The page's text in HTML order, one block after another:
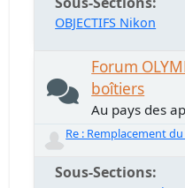
OBJECTIFS Nikon
Forum
boîtiers
Au pays des
Re : Remplacement du
Sous-Sections